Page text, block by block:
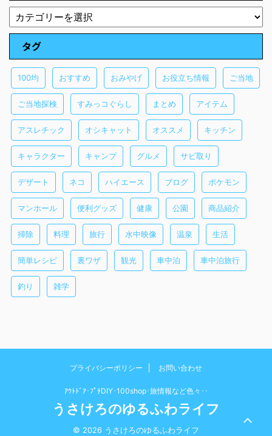
タグ
100均 おすすめ おみやげ お役立ち情報 ご当地
ご当地探検 すみっコぐらし まとめ アイテム
アスレチック オシキャット オススメ キッチン
キャラクター キャンプ グルメ サビ取り
デザート ネコ ハイエース ブログ ポケモン
マンホール 便利グッズ 健康 公園 商品紹介
掃除 料理 旅行 水中映像 温泉 生活
簡単レシピ 裏ワザ 観光 車中泊 車中泊旅行
釣り 雑学
プライバシーポリシー お問い合わせ
ｱｳﾄﾄﾞｱ･ﾌﾟﾁDIY･100shop･旅情報など色々･･
うさけろのゆるふわライフ
© 2026 うさけろのゆるふわライフ